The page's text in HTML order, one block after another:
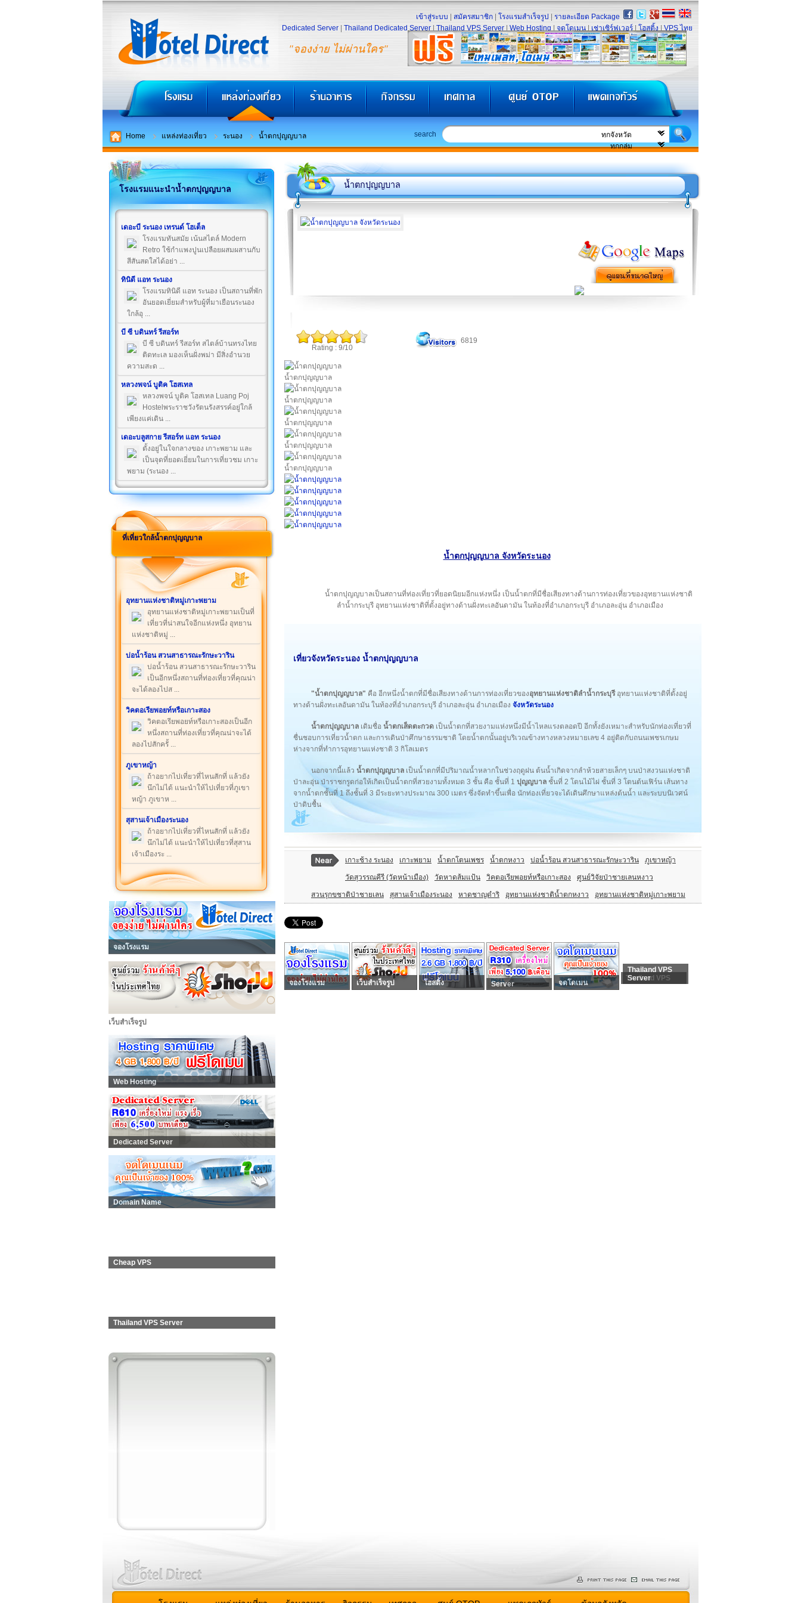
"จองง่าย ไม่ผ่านใคร"
เข้าสู่ระบบ สมัครสมาชิก โรงแรมสำเร็จรูป
รายละเอียด Package
Dedicated Server
Thailand Dedicated Server Thailand VPS Server Web Hosting จดโดเมน เช่าเซิร์ฟเวอร์ โฮสติ้ง VPS ไทย
Home แหล่งท่องเที่ยว ระนอง น้ำตกปุญญบาล search
โรงแรมแนะนำน้ำตกปุญญบาล
เดอะบี ระนอง เทรนด์ โฮเต็ล
โรงแรมทันสมัย เน้นสไตล์ Modern
Retro ใช้กำแพงปูนเปลือยผสมผสานกับ
สีสันสดใสได้อย่า ...
ทินิดี แอท ระนอง
โรงแรมทินิดี แอท ระนอง เป็นสถานที่พัก
อันยอดเยี่ยมสำหรับผู้ที่มาเยือนระนอง
ใกล้อุ ...
บี ซี บดินทร์ รีสอร์ท
บี ซี บดินทร์ รีสอร์ท สไตล์บ้านทรงไทย
ติดทะเล มองเห็นฝั่งพม่า มีสิ่งอำนวย
ความสะด ...
หลวงพจน์ บูติค โฮสเทล
หลวงพจน์ บูติค โฮสเทล Luang Poj
Hostelพระราชวังรัตนรังสรรค์อยู่ใกล้
เพียงแค่เดิน ...
เดอะบลูสกาย รีสอร์ท แอท ระนอง
ตั้งอยู่ในใจกลางของ เกาะพยาม และ
เป็นจุดที่ยอดเยี่ยมในการเที่ยวชม เกาะ
พยาม (ระนอง ...
ที่เที่ยวใกล้น้ำตกปุญญบาล
อุทยานแห่งชาติหมู่เกาะพยาม
อุทยานแห่งชาติหมู่เกาะพยามเป็นที่
เที่ยวที่น่าสนใจอีกแห่งหนึ่ง อุทยาน
แห่งชาติหมู่ ...
บ่อน้ำร้อน สวนสาธารณะรักษะวาริน
บ่อน้ำร้อน สวนสาธารณะรักษะวาริน
เป็นอีกหนึ่งสถานที่ท่องเที่ยวที่คุณน่า
จะได้ลองไปส ...
วิคตอเรียพอยท์หรือเกาะสอง
วิคตอเรียพอยท์หรือเกาะสองเป็นอีก
หนึ่งสถานที่ท่องเที่ยวที่คุณน่าจะได้
ลองไปสักครั้ ...
ภูเขาหญ้า
ถ้าอยากไปเที่ยวที่ไหนสักที่ แล้วยัง
นึกไม่ได้ แนะนำให้ไปเที่ยวที่ภูเขา
หญ้า ภูเขาห ...
สุสานเจ้าเมืองระนอง
ถ้าอยากไปเที่ยวที่ไหนสักที่ แล้วยัง
นึกไม่ได้ แนะนำให้ไปเที่ยวที่สุสาน
เจ้าเมืองระ ...
จองโรงแรม
เว็บสำเร็จรูป
Web Hosting
Dedicated Server
Domain Name
Cheap VPS
Thailand VPS Server
น้ำตกปุญญบาล
Rating : 9/10
6819
น้ำตกปุญญบาล
น้ำตกปุญญบาล
น้ำตกปุญญบาล
น้ำตกปุญญบาล
น้ำตกปุญญบาล
น้ำตกปุญญบาล จังหวัดระนอง
น้ำตกปุญญบาลเป็นสถานที่ท่องเที่ยวที่ยอดนิยมอีกแห่งหนึ่ง เป็นน้ำตกที่มีชื่อเสียงทางด้านการท่องเที่ยวของอุทยานแห่งชาติ
ลำน้ำกระบุรี อุทยานแห่งชาติที่ตั้งอยู่ทางด้านฝั่งทะเลอันดามัน ในท้องที่อำเภอกระบุรี อำเภอละอุ่น อำเภอเมือง
เที่ยวจังหวัดระนอง น้ำตกปุญญบาล
"น้ำตกปุญญบาล" คือ อีกหนึ่งน้ำตกที่มีชื่อเสียงทางด้านการท่องเที่ยวของอุทยานแห่งชาติลำน้ำกระบุรีอุทยานแห่งชาติที่ตั้งอยู่
ทางด้านฝั่งทะเลอันดามัน ในท้องที่อำเภอกระบุรี อำเภอละอุ่น อำเภอเมือง จังหวัดระนอง
น้ำตกปุญญบาล เดิมชื่อ น้ำตกเส็ดตะกวด เป็นน้ำตกที่สวยงามแห่งหนึ่งมีน้ำไหลแรงตลอดปี อีกทั้งยังเหมาะสำหรับนักท่องเที่ยวที่
ชื่นชอบการเที่ยวน้ำตก และการเดินป่าศึกษาธรรมชาติ โดยน้ำตกนั้นอยู่บริเวณข้างทางหลวงหมายเลข 4 อยู่ติดกับถนนเพชรเกษม
ห่างจากที่ทำการอุทยานแห่งชาติ 3 กิโลเมตร
นอกจากนี้แล้ว น้ำตกปุญญบาล เป็นน้ำตกที่มีปริมาณน้ำหลากในช่วงฤดูฝน ต้นน้ำเกิดจากลำห้วยสายเล็กๆ บนป่าสงวนแห่งชาติ
ป่าละอุ่น ป่าราชกรูดก่อให้เกิดเป็นน้ำตกที่สวยงามทั้งหมด 3 ชั้น คือ ชั้นที่ 1 ปุญญบาล ชั้นที่ 2 โตนไม้ไผ่ ชั้นที่ 3 โตนต้นเฟิร์น เส้นทาง
จากน้ำตกชั้นที่ 1 ถึงชั้นที่ 3 มีระยะทางประมาณ 300 เมตร ซึ่งจัดทำขึ้นเพื่อ นักท่องเที่ยวจะได้เดินศึกษาแหล่งต้นน้ำ และระบบนิเวศน์
ป่าดิบชื้น
เกาะช้าง ระนอง เกาะพยาม น้ำตกโตนเพชร น้ำตกหงาว บ่อน้ำร้อน สวนสาธารณะรักษะวาริน ภูเขาหญ้า
วัดสุวรรณคีรี (วัดหน้าเมือง) วัดหาดส้มแป้น วิคตอเรียพอยท์หรือเกาะสอง ศูนย์วิจัยป่าชายเลนหงาว
สวนรุกขชาติป่าชายเลน สุสานเจ้าเมืองระนอง หาดชาญดำริ อุทยานแห่งชาติน้ำตกหงาว อุทยานแห่งชาติหมู่เกาะพยาม
จองโรงแรม เว็บสำเร็จรูป โฮสติ้ง Server จดโดเมน
Thailand VPS
Thailand VPS
Server